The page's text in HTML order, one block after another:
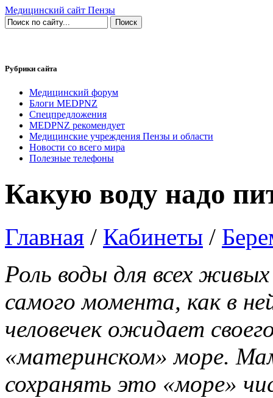
Медицинский сайт Пензы
Рубрики сайта
Медицинский форум
Блоги MEDPNZ
Спецпредложения
MEDPNZ рекомендует
Медицинские учреждения Пензы и области
Новости со всего мира
Полезные телефоны
Какую воду надо
Главная / Кабинеты /
Роль воды для всех
самого момента, как в
человечек ожидает
«материнском» море.
сохранять это «море»